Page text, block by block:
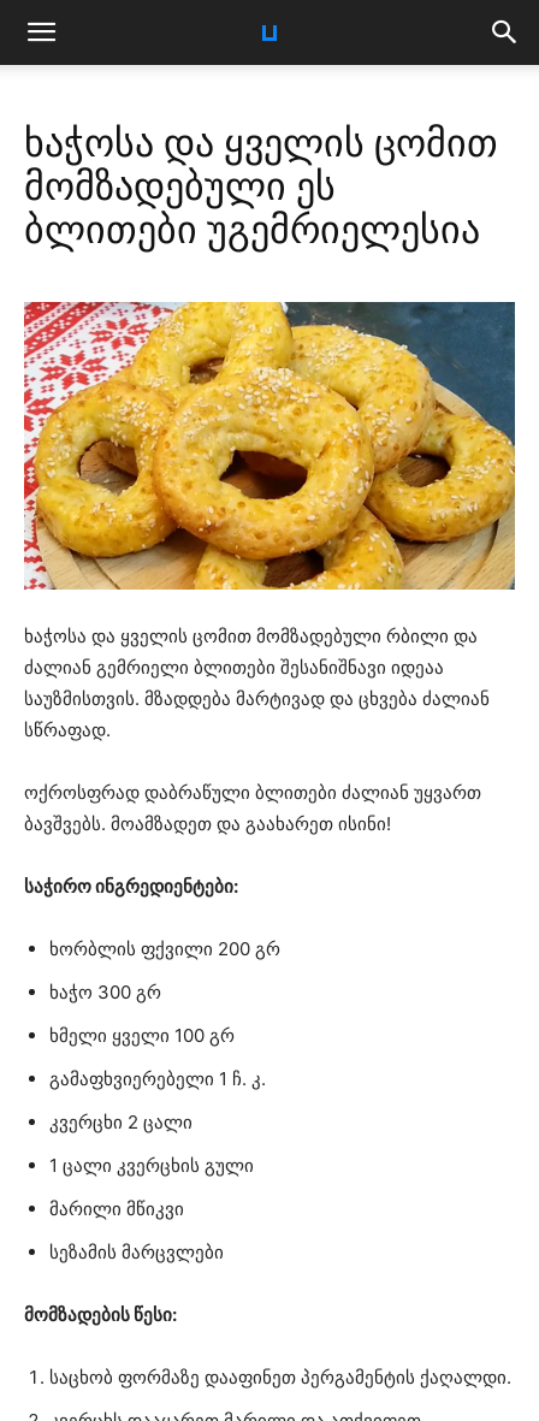
ხაჭოსა და ყველის ცომით
მომზადებული ეს
ბლითები უგემრიელესია
ხაჭოსა და ყველის ცომით მომზადებული რბილი და
ძალიან გემრიელი ბლითები შესანიშნავი იდეაა
საუზმისთვის. მზადდება მარტივად და ცხვება ძალიან
სწრაფად.
ოქროსფრად დაბრაწული ბლითები ძალიან უყვართ
ბავშვებს. მოამზადეთ და გაახარეთ ისინი!
საჭირო ინგრედიენტები:
ხორბლის ფქვილი 200 გრ
ხაჭო 300 გრ
ხმელი ყველი 100 გრ
გამაფხვიერებელი 1 ჩ. კ.
კვერცხი 2 ცალი
1 ცალი კვერცხის გული
მარილი მწიკვი
სეზამის მარცვლები
მომზადების წესი:
საცხობ ფორმაზე დააფინეთ პერგამენტის ქაღალდი.